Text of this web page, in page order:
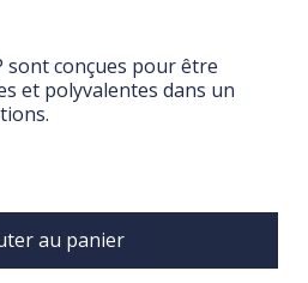
sont conçues pour être
et polyvalentes dans un
au panier